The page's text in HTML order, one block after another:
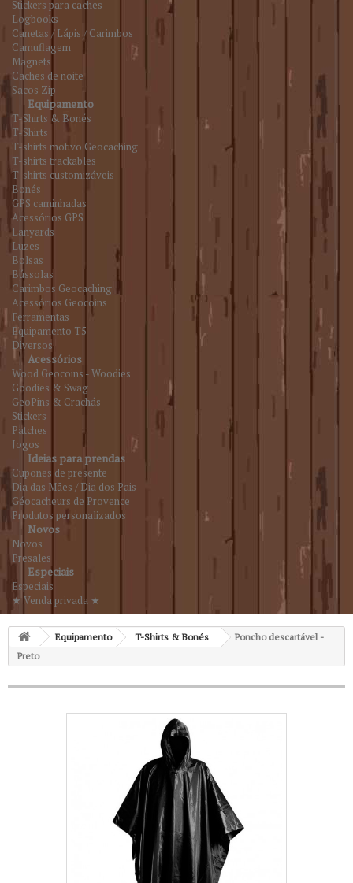
Stickers para caches
Logbooks
Canetas / Lápis / Carimbos
Camuflagem
Magnets
Caches de noite
Sacos Zip
Equipamento
T-Shirts & Bonés
T-Shirts
T-shirts motivo Geocaching
T-shirts trackables
T-shirts customizáveis
Bonés
GPS caminhadas
Acessórios GPS
Lanyards
Luzes
Bolsas
Bússolas
Carimbos Geocaching
Acessórios Geocoins
Ferramentas
Equipamento T5
Diversos
Acessórios
Wood Geocoins - Woodies
Goodies & Swag
GeoPins & Crachás
Stickers
Patches
Jogos
Ideias para prendas
Cupones de presente
Dia das Mães / Dia dos Pais
Géocacheurs de Provence
Produtos personalizados
Novos
Novos
Presales
Especiais
Especiais
★ Venda privada ★
Equipamento T-Shirts & Bonés
Poncho descartável -
Preto